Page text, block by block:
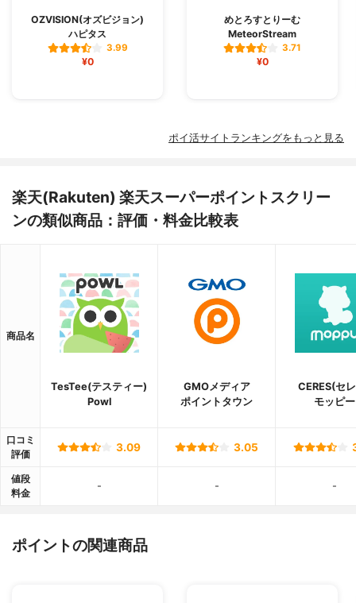
OZVISION(オズビジョン)
ハピタス
3.99
¥0
めとろすとりーむ
MeteorStream
3.71
¥0
ポイ活サイトランキングをもっと見る
楽天(Rakuten) 楽天スーパーポイントスクリー
ンの類似商品：評価・料金比較表
商品名
TesTee(テスティー)
Powl
GMOメディア
ポイントタウン
CERES(セ
モッピー
口コミ
評価
3.09 3.05
値段
料金
- - -
ポイントの関連商品